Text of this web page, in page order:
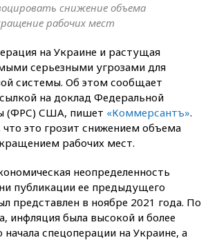
снижение объема
рабочих мест
на Украине и растущая
серьезными угрозами для
системы. Об этом сообщает
на доклад Федеральной
(ФРС) США, пишет «Коммерсантъ».
что это грозит снижением объема
рабочих мест.
неопределенность
публикации ее предыдущего
представлен в ноябре 2021 года. По
инфляция была высокой и более
спецоперации на Украине, а